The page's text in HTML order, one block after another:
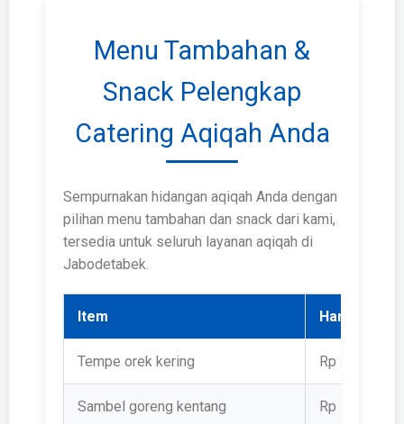
Menu Tambahan &
Snack Pelengkap
Catering Aqiqah Anda
Sempurnakan hidangan aqiqah Anda dengan
pilihan menu tambahan dan snack dari kami,
tersedia untuk seluruh layanan aqiqah di
Jabodetabek.
Item Harga per
Tempe orek kering Rp 3.500
Sambel goreng kentang Rp 4.000